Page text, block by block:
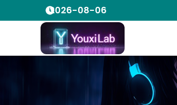
2026-08-06